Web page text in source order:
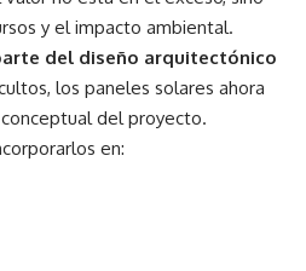
y el impacto ambiental.
del diseño arquitectónico
los paneles solares ahora
del proyecto.
en: